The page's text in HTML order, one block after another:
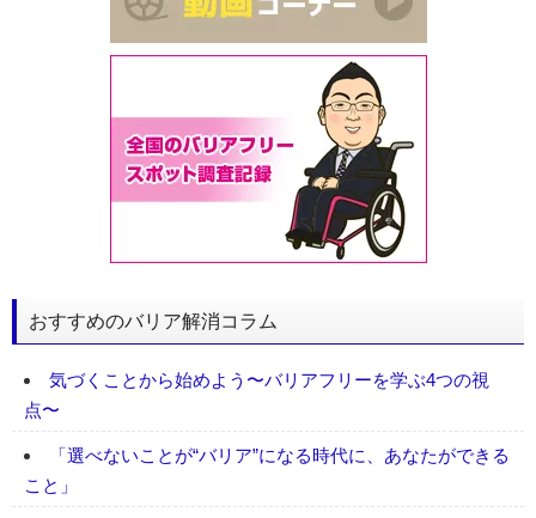
おすすめのバリア解消コラム
気づくことから始めよう〜バリアフリーを学ぶ4つの視
点〜
「選べないことが“バリア”になる時代に、あなたができる
こと」